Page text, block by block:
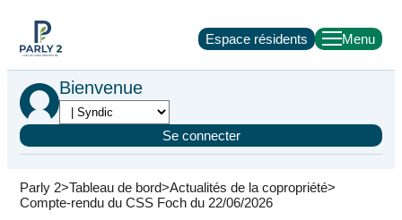
Espace résidents
Bienvenue
Se connecter
Parly 2 Tableau de bord Actualités de la copropriété
Compte-rendu du CSS Foch du 22/06/2026